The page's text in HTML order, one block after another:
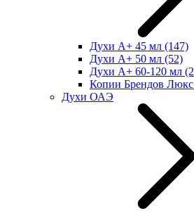
Духи А+ 45 мл (147)
Духи А+ 50 мл (52)
Духи А+ 60-120 мл
Копии Брендов Люкс
Духи ОАЭ